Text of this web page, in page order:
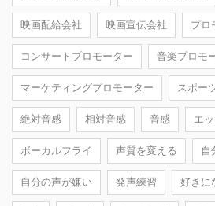
映画配給会社 映画宣伝会社 プロ
コンサートプロモーター 音楽プロモ
マーケティングプロモーター スポー
絶対音感 相対音感 音感 エ
ボーカルフライ 声質を変える 自
自分の声が嫌い 発声練習 好きに